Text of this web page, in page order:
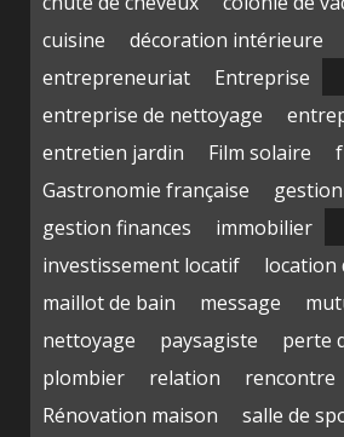
cuisine
décoration intérieure
entrepreneuriat
Entreprise
entreprise de nettoyage
entretien jardin
Film solaire
Gastronomie française
gestion finances
immobilier
investissement locatif
location
maillot de bain
message
nettoyage
paysagiste
perte
plombier
relation
rencontre
Rénovation maison
salle de